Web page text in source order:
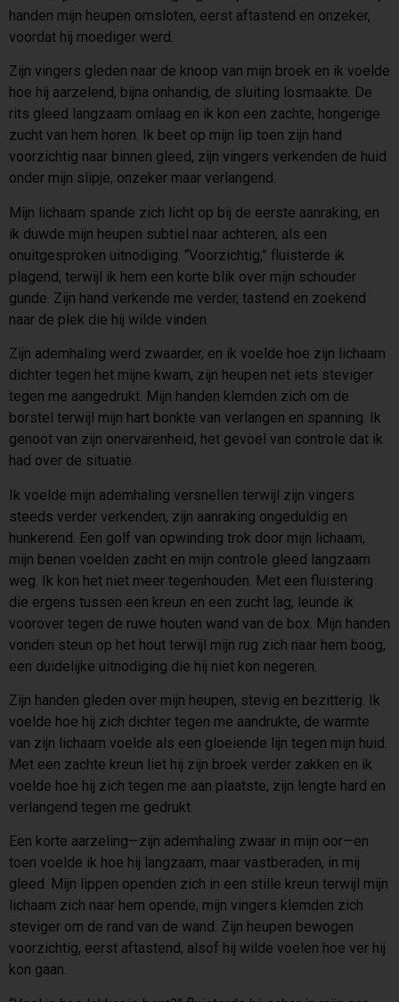
handen mijn heupen omsloten, eerst aftastend en onzeker,
voordat hij moediger werd.
Zijn vingers gleden naar de knoop van mijn broek en ik voelde
hoe hij aarzelend, bijna onhandig, de sluiting losmaakte. De
rits gleed langzaam omlaag en ik kon een zachte, hongerige
zucht van hem horen. Ik beet op mijn lip toen zijn hand
voorzichtig naar binnen gleed, zijn vingers verkenden de huid
onder mijn slipje, onzeker maar verlangend.
Mijn lichaam spande zich licht op bij de eerste aanraking, en
ik duwde mijn heupen subtiel naar achteren, als een
onuitgesproken uitnodiging. “Voorzichtig,” fluisterde ik
plagend, terwijl ik hem een korte blik over mijn schouder
gunde. Zijn hand verkende me verder, tastend en zoekend
naar de plek die hij wilde vinden.
Zijn ademhaling werd zwaarder, en ik voelde hoe zijn lichaam
dichter tegen het mijne kwam, zijn heupen net iets steviger
tegen me aangedrukt. Mijn handen klemden zich om de
borstel terwijl mijn hart bonkte van verlangen en spanning. Ik
genoot van zijn onervarenheid, het gevoel van controle dat ik
had over de situatie.
Ik voelde mijn ademhaling versnellen terwijl zijn vingers
steeds verder verkenden, zijn aanraking ongeduldig en
hunkerend. Een golf van opwinding trok door mijn lichaam,
mijn benen voelden zacht en mijn controle gleed langzaam
weg. Ik kon het niet meer tegenhouden. Met een fluistering
die ergens tussen een kreun en een zucht lag, leunde ik
voorover tegen de ruwe houten wand van de box. Mijn handen
vonden steun op het hout terwijl mijn rug zich naar hem boog,
een duidelijke uitnodiging die hij niet kon negeren.
Zijn handen gleden over mijn heupen, stevig en bezitterig. Ik
voelde hoe hij zich dichter tegen me aandrukte, de warmte
van zijn lichaam voelde als een gloeiende lijn tegen mijn huid.
Met een zachte kreun liet hij zijn broek verder zakken en ik
voelde hoe hij zich tegen me aan plaatste, zijn lengte hard en
verlangend tegen me gedrukt.
Een korte aarzeling—zijn ademhaling zwaar in mijn oor—en
toen voelde ik hoe hij langzaam, maar vastberaden, in mij
gleed. Mijn lippen openden zich in een stille kreun terwijl mijn
lichaam zich naar hem opende, mijn vingers klemden zich
steviger om de rand van de wand. Zijn heupen bewogen
voorzichtig, eerst aftastend, alsof hij wilde voelen hoe ver hij
kon gaan.